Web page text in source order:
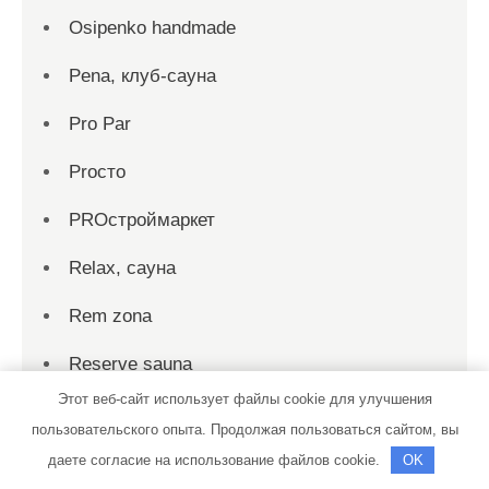
Osipenko handmade
Pena, клуб-сауна
Pro Par
Proсто
PROстроймаркет
Relax, сауна
Rem zona
Reserve sauna
SAUNABANI716
Этот веб-сайт использует файлы cookie для улучшения
пользовательского опыта. Продолжая пользоваться сайтом, вы
даете согласие на использование файлов cookie.
OK